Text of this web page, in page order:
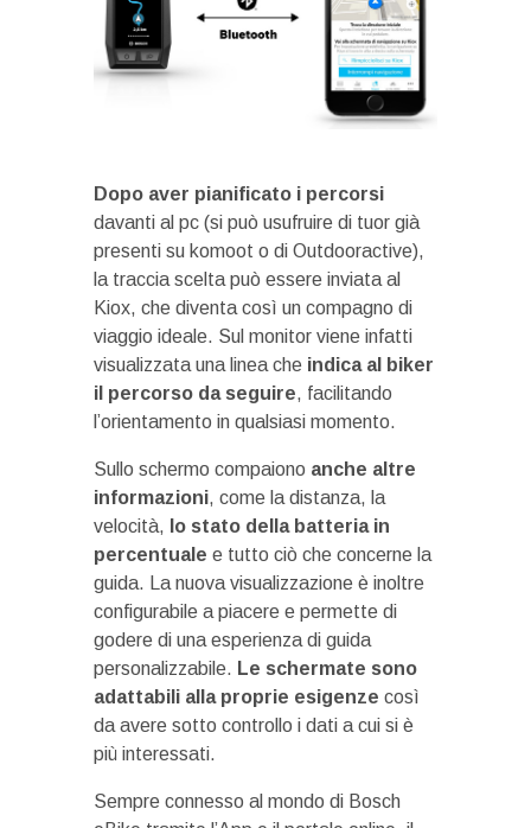
Dopo aver pianificato i percorsi
davanti al pc (si può usufruire di tuor già
presenti su komoot o di Outdooractive),
la traccia scelta può essere inviata al
Kiox, che diventa così un compagno di
viaggio ideale. Sul monitor viene infatti
visualizzata una linea che indica al biker
il percorso da seguire, facilitando
l’orientamento in qualsiasi momento.
Sullo schermo compaiono anche altre
informazioni, come la distanza, la
velocità,
lo stato della batteria in
percentuale e tutto ciò che concerne la
guida. La nuova visualizzazione è inoltre
configurabile a piacere e permette di
godere di una esperienza di guida
personalizzabile. Le schermate sono
adattabili alla proprie esigenze così
da avere sotto controllo i dati a cui si è
più interessati.
Sempre connesso al mondo di Bosch